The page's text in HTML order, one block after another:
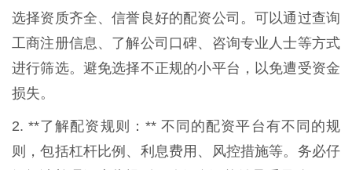
选择资质齐全、信誉良好的配资公司。可以通过查询
工商注册信息、了解公司口碑、咨询专业人士等方式
进行筛选。避免选择不正规的小平台，以免遭受资金
损失。
2. **了解配资规则：** 不同的配资平台有不同的规
则，包括杠杆比例、利息费用、风控措施等。务必仔